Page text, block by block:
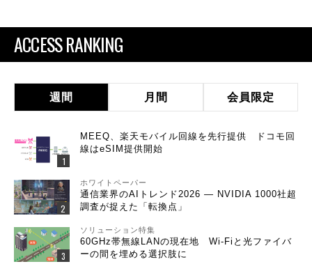
ACCESS RANKING
週間 月間 会員限定
MEEQ、楽天モバイル回線を先行提供 ドコモ回
線はeSIM提供開始
ホワイトペーパー
通信業界のAIトレンド2026 ― NVIDIA 1000社超
調査が捉えた「転換点」
ソリューション特集
60GHz帯無線LANの現在地 Wi-Fiと光ファイバ
ーの間を埋める選択肢に